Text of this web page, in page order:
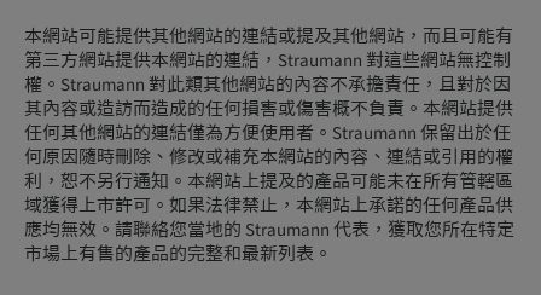
本網站可能提供其他網站的連結或提及其他網站，而且可能有
第三方網站提供本網站的連結，Straumann 對這些網站無控制
權。Straumann 對此類其他網站的內容不承擔責任，且對於因
其內容或造訪而造成的任何損害或傷害概不負責。本網站提供
任何其他網站的連結僅為方便使用者。Straumann 保留出於任
何原因隨時刪除、修改或補充本網站的內容、連結或引用的權
利，恕不另行通知。本網站上提及的產品可能未在所有管轄區
域獲得上市許可。如果法律禁止，本網站上承諾的任何產品供
應均無效。請聯絡您當地的 Straumann 代表，獲取您所在特定
市場上有售的產品的完整和最新列表。